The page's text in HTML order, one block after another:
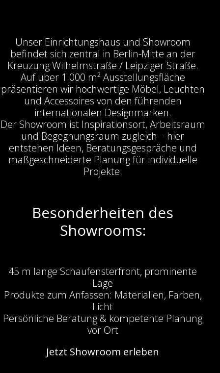
Unser Einrichtungshaus und Showroom
befindet sich zentral in Berlin-Mitte an der
Kreuzung Wilhelmstraße / Leipziger Straße.
Auf über 1.000 m² Ausstellungsfläche
präsentieren wir hochwertige Möbel, Leuchten
und Accessoires von den führenden
internationalen Designmarken.
Der Showroom ist Inspirationsort, Arbeitsraum
und Begegnungsraum zugleich – hier
entstehen Ideen, Beratungsgespräche und
maßgeschneiderte Planung für individuelle
Projekte.
Besonderheiten des
Showrooms:
45 m lange Schaufensterfront, prominente
Lage
Produkte zum Anfassen: Materialien, Farben,
Licht
Persönliche Beratung & kompetente Planung
vor Ort
Jetzt Showroom erleben